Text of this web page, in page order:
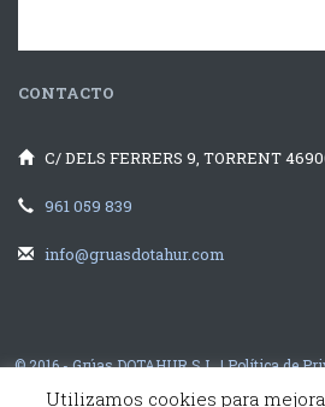
CONTACTO
C/ DELS FERRERS 9, TORRENT
961 059 839
info@gruasdotahur.com
© 2016 - Grúas DOTAHUR S.L. |Política de
Web Valenciaillusion
Utilizamos cookies para